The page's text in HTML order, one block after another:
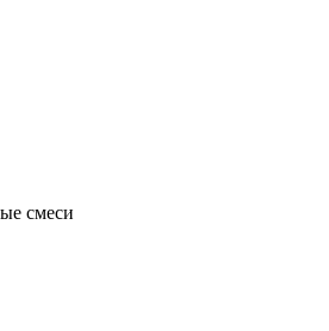
смеси